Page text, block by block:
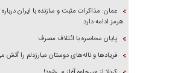
عمان: مذاکرات مثبت و سازنده با ایران درباره
هرمز ادامه دارد
پایان محاصره با ائتلاف مصرف
فریاد‌ها و ناله‌های دوستان مبارزدلم را آتش